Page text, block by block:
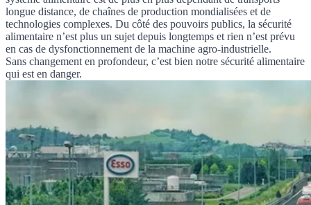
longue distance, de chaînes de production mondialisées et de
technologies complexes. Du côté des pouvoirs publics, la sécurité
alimentaire n’est plus un sujet depuis longtemps et rien n’est prévu
en cas de dysfonctionnement de la machine agro-industrielle.
Sans changement en profondeur, c’est bien notre sécurité alimentaire
qui est en danger.